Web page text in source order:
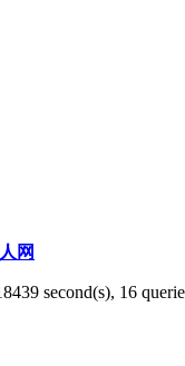
网
second(s), 16